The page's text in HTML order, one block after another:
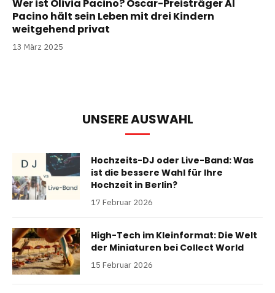
Wer ist Olivia Pacino? Oscar-Preisträger Al
Pacino hält sein Leben mit drei Kindern
weitgehend privat
13 März 2025
UNSERE AUSWAHL
Hochzeits-DJ oder Live-Band: Was
ist die bessere Wahl für Ihre
Hochzeit in Berlin?
17 Februar 2026
High-Tech im Kleinformat: Die Welt
der Miniaturen bei Collect World
15 Februar 2026